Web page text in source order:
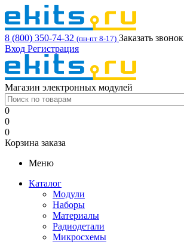
8 (800) 350-74-32 (пн-пт 8-17) Заказать звонок
Вход Регистрация
Магазин электронных модулей
0
0
0
Корзина заказа
Меню
Каталог
Модули
Наборы
Материалы
Радиодетали
Микросхемы